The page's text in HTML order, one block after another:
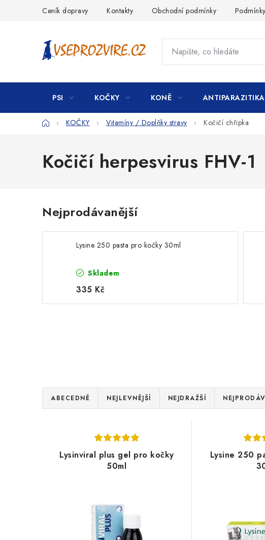
Ceník dopravy Kontakty Obchodní podmínky
PSI KOČKY KONĚ ANTIPARAZITIKA
DomůKOČKY Vitamíny / Doplňky stravy Kočičí chřipka
Kočičí herpesvirus FHV-1
Nejprodávanější
Lysine 250 pasta pro kočky 30ml
Skladem
335 Kč
Ř
a
ABECEDNĚ NEJLEVNĚJŠÍ NEJDRAŽŠÍ
Lysinviral plus gel pro kočky
50ml
Lysine 250